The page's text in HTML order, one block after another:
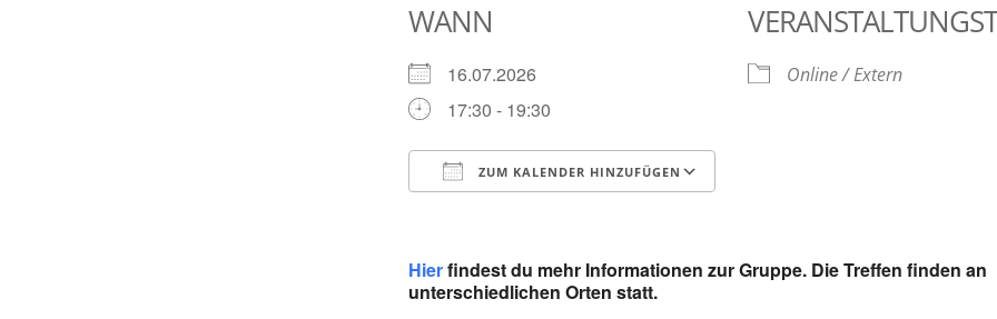
WANN
16.07.2026
17:30 - 19:30
ZUM KALENDER HINZUFÜGEN
Online / Extern
Hierfindest du mehr Informationen zur Gruppe. Die Treffen finden an
unterschiedlichen Orten statt.